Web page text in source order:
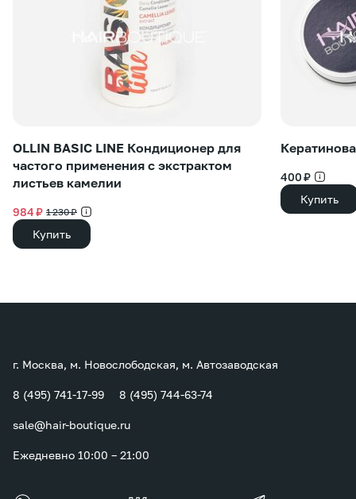
OLLIN BASIC LINE Кондиционер для
частого применения с экстрактом
листьев камелии
984 ₽ 1 230 ₽
Купить
400 ₽
Купить
г. Москва, м. Новослободская, м. Автозаводская
8 (495) 741-17-99 8 (495) 744-63-74
sale@hair-boutique.ru
Ежедневно 10:00 – 21:00